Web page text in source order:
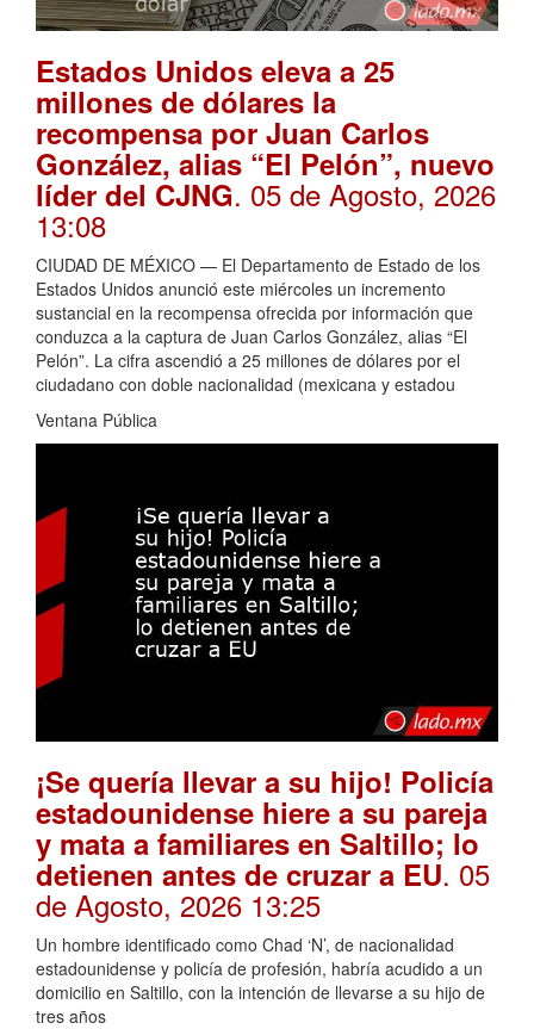
Estados Unidos eleva a 25
millones de dólares la
recompensa por Juan Carlos
González, alias “El Pelón”, nuevo
líder del CJNG. 05 de Agosto, 2026
13:08
CIUDAD DE MÉXICO — El Departamento de Estado de los
Estados Unidos anunció este miércoles un incremento
sustancial en la recompensa ofrecida por información que
conduzca a la captura de Juan Carlos González, alias “El
Pelón”. La cifra ascendió a 25 millones de dólares por el
ciudadano con doble nacionalidad (mexicana y estadou
Ventana Pública
¡Se quería llevar a su hijo! Policía
estadounidense hiere a su pareja
y mata a familiares en Saltillo; lo
detienen antes de cruzar a EU. 05
de Agosto, 2026 13:25
Un hombre identificado como Chad ‘N’, de nacionalidad
estadounidense y policía de profesión, habría acudido a un
domicilio en Saltillo, con la intención de llevarse a su hijo de
tres años